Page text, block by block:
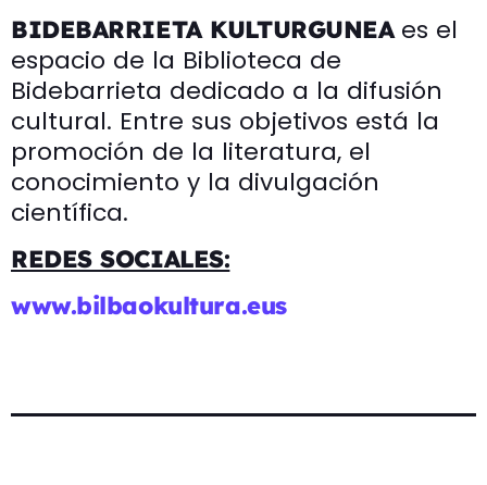
BIDEBARRIETA KULTURGUNEAes el
espacio de la Biblioteca de
Bidebarrieta dedicado a la difusión
cultural. Entre sus objetivos está la
promoción de la literatura, el
conocimiento y la divulgación
científica.
REDES SOCIALES:
www.bilbaokultura.eus